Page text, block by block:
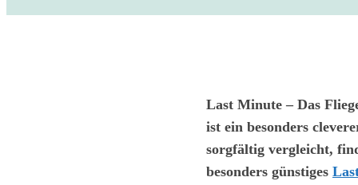
Last Minute – Das
ist ein besonders
sorgfältig vergleicht,
besonders günstiges